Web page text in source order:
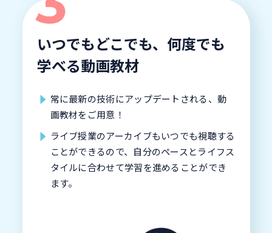
いつでもどこでも、何度でも
学べる動画教材
常に最新の技術にアップデートされる、動
画教材をご用意！
ライブ授業のアーカイブもいつでも視聴する
ことができるので、自分のペースとライフス
タイルに合わせて学習を進めることができ
ます。